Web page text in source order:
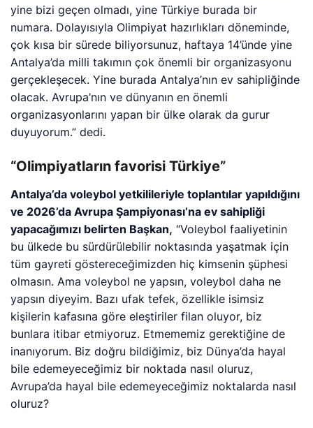
yine bizi geçen olmadı, yine Türkiye burada bir
numara. Dolayısıyla Olimpiyat hazırlıkları döneminde,
çok kısa bir sürede biliyorsunuz, haftaya 14’ünde yine
Antalya’da milli takımın çok önemli bir organizasyonu
gerçekleşecek. Yine burada Antalya’nın ev sahipliğinde
olacak. Avrupa’nın ve dünyanın en önemli
organizasyonlarını yapan bir ülke olarak da gurur
duyuyorum.” dedi.
“Olimpiyatların favorisi Türkiye”
Antalya’da voleybol yetkilileriyle toplantılar yapıldığını
ve 2026’da Avrupa Şampiyonası’na ev sahipliği
yapacağımızı belirten Başkan, “Voleybol faaliyetinin
bu ülkede bu sürdürülebilir noktasında yaşatmak için
tüm gayreti göstereceğimizden hiç kimsenin şüphesi
olmasın. Ama voleybol ne yapsın, voleybol daha ne
yapsın diyeyim. Bazı ufak tefek, özellikle isimsiz
kişilerin kafasına göre eleştiriler filan oluyor, biz
bunlara itibar etmiyoruz. Etmememiz gerektiğine de
inanıyorum. Biz doğru bildiğimiz, biz Dünya’da hayal
bile edemeyeceğimiz bir noktada nasıl oluruz,
Avrupa’da hayal bile edemeyeceğimiz noktalarda nasıl
oluruz?